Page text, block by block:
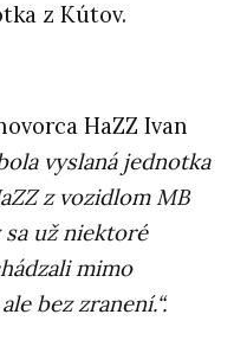
z Kútov.
HaZZ Ivan
vyslaná jednotka
z vozidlom MB
už niektoré
mimo
bez zranení.“.